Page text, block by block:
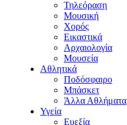
Τηλεόραση
Μουσική
Χορός
Εικαστικά
Αρχαιολογία
Μουσεία
Αθλητικά
Ποδόσφαιρο
Μπάσκετ
Άλλα Αθλήματα
Υγεία
Ευεξία